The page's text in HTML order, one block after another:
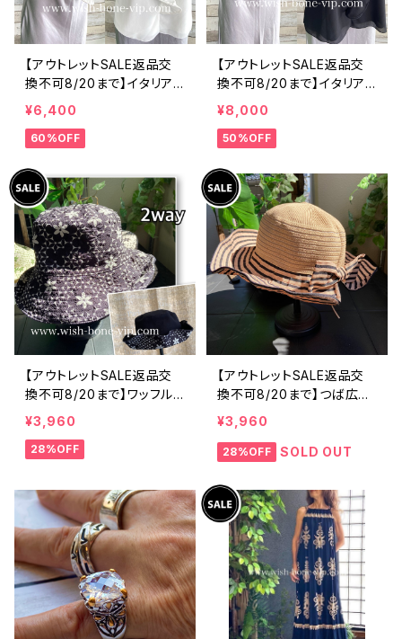
【アウトレットSALE返品交
換不可8/20まで】イタリア
製 CASADEILUCA ITALY
｜前フリル＆BIGフリルトッ
プス /ホワイト
¥6,400
60%OFF
【アウトレットSALE返品交
換不可8/20まで】イタリア
製 CASADEILUCA ITALY
｜前フリル＆BIGフリルトッ
プス /ブラック
¥8,000
50%OFF
【アウトレットSALE返品交
換不可8/20まで】ワッフル
立体フラワー＆無地 2way
リバーシブルハット・ワイヤ
ー入り変形ハット・フラワー
¥3,960
28%OFF
【アウトレットSALE返品交
換不可8/20まで】つば広サ
マーハット・通気性・軽量 ワ
イヤー入りハット ボーダー
＆BIGリボン・女優帽 UV/紫
帽子【ベージュ】
¥3,960
28%OFF SOLD OUT